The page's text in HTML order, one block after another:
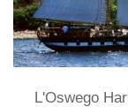
L'Oswego